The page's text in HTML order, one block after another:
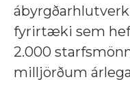
fyrirtæki sem
2.000
milljörðum